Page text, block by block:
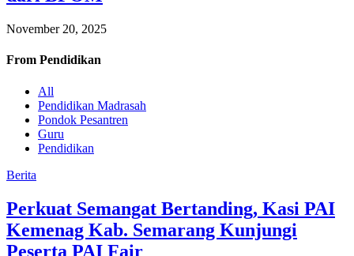
November 20, 2025
From Pendidikan
All
Pendidikan Madrasah
Pondok Pesantren
Guru
Pendidikan
Berita
Perkuat Semangat Bertanding, Kasi PAI
Kemenag Kab. Semarang Kunjungi
Peserta PAI Fair